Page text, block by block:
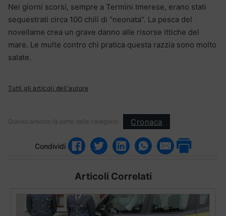
Nei giorni scorsi, sempre a Termini Imerese, erano stati
sequestrati circa 100 chili di “neonata”. La pesca del
novellame crea un grave danno alle risorse ittiche del
mare. Le multe contro chi pratica questa razzia sono molto
salate.
Tutti gli articoli dell'autore
Questo articolo fa parte delle categorie: Cronaca
Condividi
Articoli Correlati